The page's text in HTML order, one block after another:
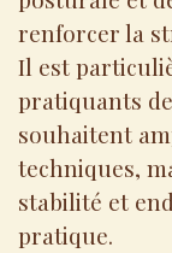
renforcer la
Il est
pratiquants
souhaitent
techniques,
stabilité et
pratique.